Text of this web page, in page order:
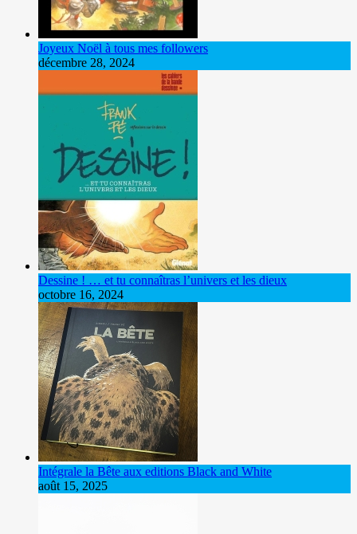
Joyeux Noël à tous mes followers
décembre 28, 2024
Dessine ! … et tu connaîtras l’univers et les dieux
octobre 16, 2024
Intégrale la Bête aux editions Black and White
août 15, 2025